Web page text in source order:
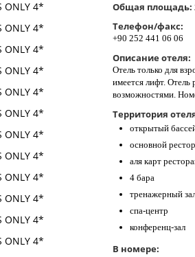
Общая площадь:
Телефон/факс:
+90 252 441 06 06
Описание отеля:
Отель только для
имеется лифт.
возможностями.
Территория
открытый
основной
аля карт
4 бара
тренажерный
спа-центр
конференц-зал
В номере: